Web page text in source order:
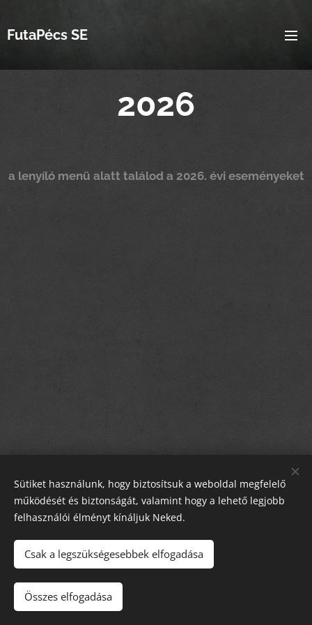
FutaPécs SE
2026
a lenyíló menü alatt találod a 2026. évi eseményeket
Az oldalt a FutaPécs SE kezeli.
Sütiket használunk, hogy biztosítsuk a weboldal megfelelő
működését és biztonságát, valamint hogy a lehető legjobb
felhasználói élményt kínáljuk Neked.
Csak a legszükségesebbek elfogadása
Összes elfogadása